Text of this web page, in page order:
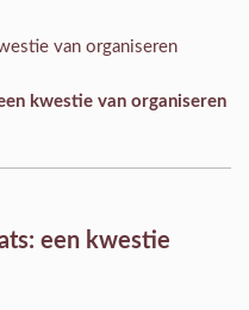
van organiseren
kwestie van organiseren
een kwestie